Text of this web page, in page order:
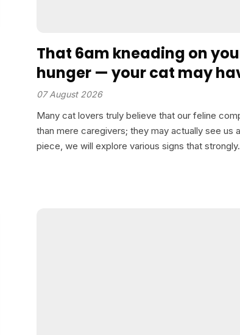
That 6am kneading on
hunger — your cat may
you under “mom”
07 August 2026
Many cat lovers truly believe that our feline
than mere caregivers; they may actually see us
piece, we will explore various signs that